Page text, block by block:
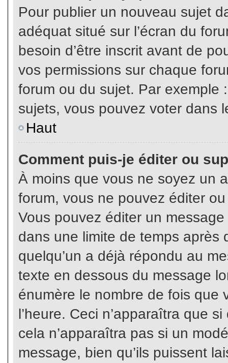
Pour publier un nouveau sujet
adéquat situé sur l’écran du
besoin d’être inscrit avant de
vos permissions sur chaque
forum ou du sujet. Par exemple
sujets, vous pouvez voter dans
Haut
Comment puis-je éditer ou
À moins que vous ne soyez un
forum, vous ne pouvez éditer
Vous pouvez éditer un
dans une limite de temps après
quelqu’un a déjà répondu au
texte en dessous du message
énumère le nombre de fois que
l’heure. Ceci n’apparaîtra que
cela n’apparaîtra pas si un
message, bien qu’ils puissent